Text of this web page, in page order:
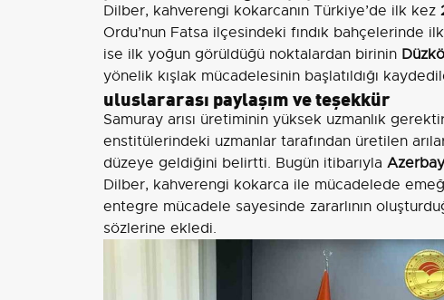
Dilber, kahverengi kokarcanın Türkiye’de ilk kez
Ordu’nun Fatsa ilçesindeki fındık bahçelerinde
ise ilk yoğun görüldüğü noktalardan birinin
yönelik kışlak mücadelesinin başlatıldığı
uluslararası paylaşım ve teşekkür
Samuray arısı üretiminin yüksek uzmanlık
enstitülerindeki uzmanlar tarafından üretilen
düzeye geldiğini belirtti. Bugün itibarıyla
Dilber, kahverengi kokarca ile mücadelede
entegre mücadele sayesinde zararlının
sözlerine ekledi.